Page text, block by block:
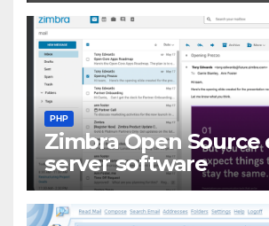
PHP
Zimbra Open Source
server software